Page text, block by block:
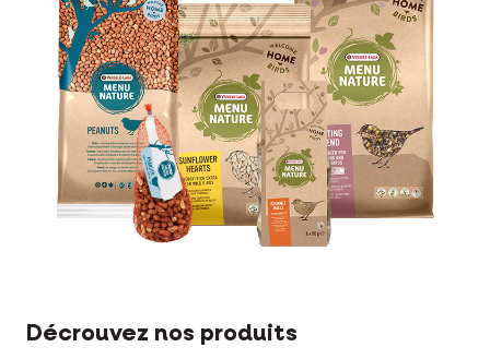
Décrouvez nos produits